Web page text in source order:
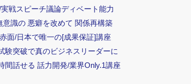
戦スピーチ議論ディベート能力
識の 悪癖を改めて 関係再構築
面/日本で唯一の[成果保証]講座
験突破で真のビジネスリーダーに
間話せる 話力開発/業界Only.1講座